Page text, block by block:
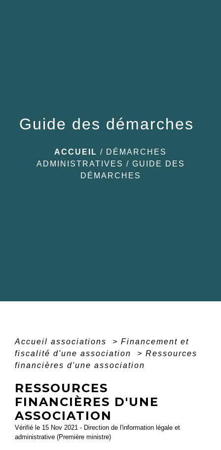
Guide des démarches
ACCUEIL / DÉMARCHES
ADMINISTRATIVES / GUIDE DES
DÉMARCHES
Accueil associations > Financement et
fiscalité d'une association
> Ressources
financières d'une association
RESSOURCES
FINANCIÈRES D'UNE
ASSOCIATION
Vérifié le 15 Nov 2021 - Direction de l'information légale et
administrative (Première ministre)